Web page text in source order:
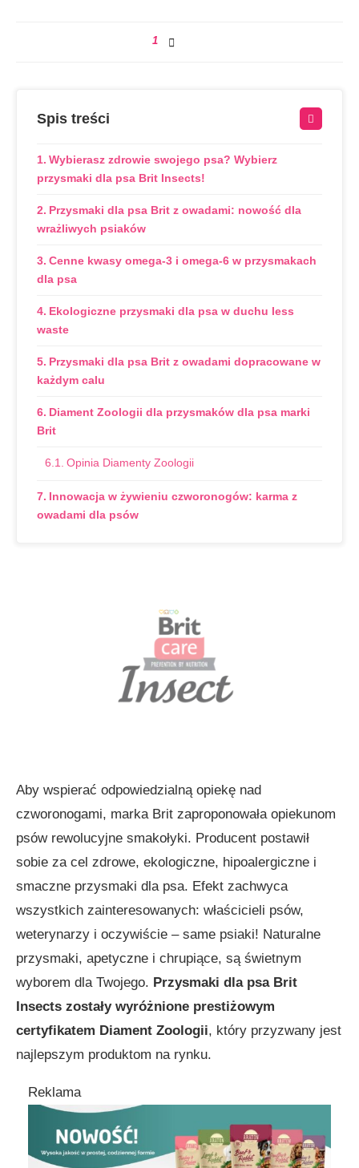
1
Spis treści
Wybierasz zdrowie swojego psa? Wybierz
przysmaki dla psa Brit Insects!
Przysmaki dla psa Brit z owadami: nowość dla
wrażliwych psiaków
Cenne kwasy omega-3 i omega-6 w przysmakach
dla psa
Ekologiczne przysmaki dla psa w duchu less
waste
Przysmaki dla psa Brit z owadami dopracowane w
każdym calu
Diament Zoologii dla przysmaków dla psa marki
Brit
Opinia Diamenty Zoologii
Innowacja w żywieniu czworonogów: karma z
owadami dla psów
Aby wspierać odpowiedzialną opiekę nad
czworonogami, marka Brit zaproponowała opiekunom
psów rewolucyjne smakołyki. Producent postawił
sobie za cel zdrowe, ekologiczne, hipoalergiczne i
smaczne przysmaki dla psa. Efekt zachwyca
wszystkich zainteresowanych: właścicieli psów,
weterynarzy i oczywiście – same psiaki! Naturalne
przysmaki, apetyczne i chrupiące, są świetnym
wyborem dla Twojego. Przysmaki dla psa Brit
Insects zostały wyróżnione prestiżowym
certyfikatem Diament Zoologii, który przyzwany jest
najlepszym produktom na rynku.
Reklama